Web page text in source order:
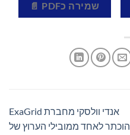
שמירה כPDF 📄
אנדי וולסקי מחברת ExaGrid
הוכתר לאחד ממובילי הערוץ של